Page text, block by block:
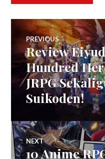
Post
PREVIOUS
Previous
post:
Review
Hundred
JRPG
Suikoden!
NEXT
Next
10 Anime